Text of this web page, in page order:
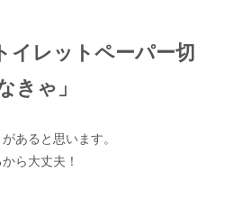
イレットペーパー切
きゃ」
あると思います。
ら大丈夫！